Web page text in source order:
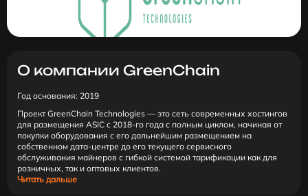
О компании GreenChain
Год основания: 2019
Проект GreenChain Technologies — это сеть современных хостингов
для размещения ASIC c 2018-го года с полным циклом, начиная от
покупки оборудования с его дальнейшим размещением на
собственном дата-центре до его текущего сервисного
обслуживания майнеров с гибкой системой тарификации как для
розничных, так и оптовых клиентов.
Читать дальше